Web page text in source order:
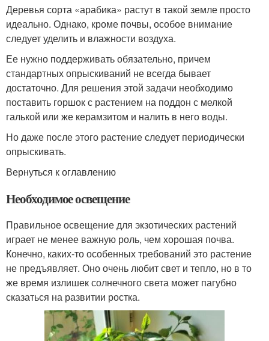
Деревья сорта «арабика» растут в такой земле просто
идеально. Однако, кроме почвы, особое внимание
следует уделить и влажности воздуха.
Ее нужно поддерживать обязательно, причем
стандартных опрыскиваний не всегда бывает
достаточно. Для решения этой задачи необходимо
поставить горшок с растением на поддон с мелкой
галькой или же керамзитом и налить в него воды.
Но даже после этого растение следует периодически
опрыскивать.
Вернуться к оглавлению
Необходимое освещение
Правильное освещение для экзотических растений
играет не менее важную роль, чем хорошая почва.
Конечно, каких-то особенных требований это растение
не предъявляет. Оно очень любит свет и тепло, но в то
же время излишек солнечного света может пагубно
сказаться на развитии ростка.